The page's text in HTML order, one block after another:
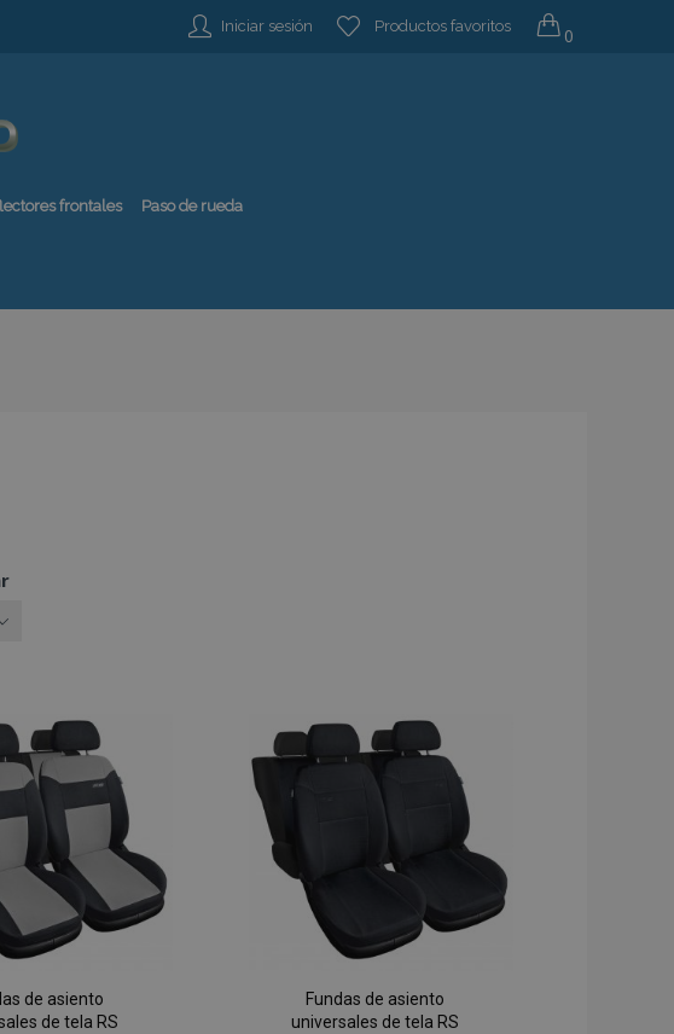
Iniciar sesión Productos favoritos 0
frontales Paso de rueda
de asiento
de tela RS
Fundas de asiento
universales de tela RS